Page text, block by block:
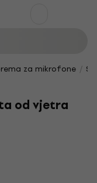
za mikrofone
od vjetra